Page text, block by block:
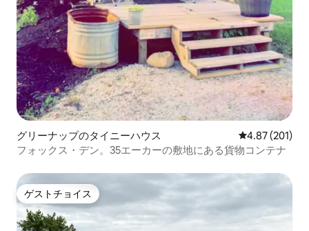
グリーナップのタイニーハウス レビュー201
4.87 (201)
フォックス・デン。35エーカーの敷地にある貨物コンテナ
ゲストチョイス
ゲストチョイス